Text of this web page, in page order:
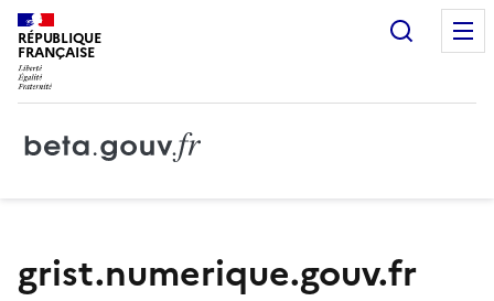
RÉPUBLIQUE
FRANÇAISE
grist.numerique.gouv.fr